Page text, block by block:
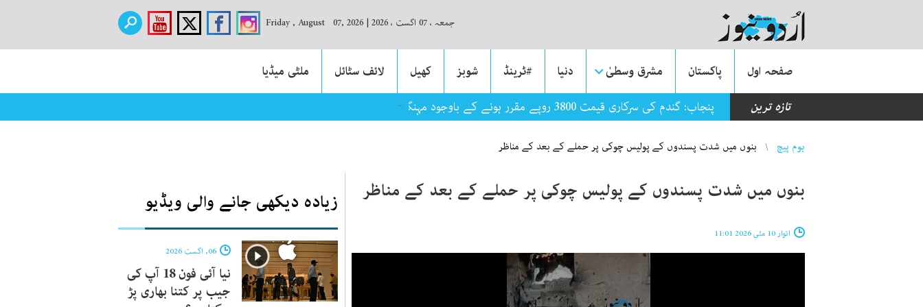
جمعہ ، 07 اگست ، 2026 |
Friday , August 07, 2026
صفحہ اول پاکستان مشرق وسطیٰ دنیا #ٹرینڈ شوبز کھیل لائف سٹائل
ملٹی میڈیا
تازہ ترین
پنجاب: گندم کی سرکاری قیمت 3800 روپے مقرر ہونے کے باوجود مہنگی فروخت کیوں؟
You are here
ہوم پیچ بنوں میں شدت پسندوں کے پولیس چوکی پر حملے کے بعد کے مناظر
بنوں میں شدت پسندوں کے پولیس چوکی پر حملے کے بعد کے مناظر
اتوار 10 مئی 2026 11:01
زیادہ دیکھی جانے والی ویڈیو
06, اگست 2026
نیا آئی فون 18 آپ کی
جیب پر کتنا بھاری پڑ